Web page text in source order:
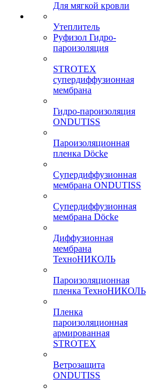
Для мягкой кровли
Утеплитель
Руфизол Гидро-
пароизоляция
STROTEX
супердиффузионная
мембрана
Гидро-пароизоляция
ONDUTISS
Пароизоляционная
пленка Döcke
Супердиффузионная
мембрана ONDUTISS
Супердиффузионная
мембрана Döcke
Диффузионная
мембрана
ТехноНИКОЛЬ
Пароизоляционная
пленка ТехноНИКОЛЬ
Пленка
пароизоляционная
армированная
STROTEX
Ветрозащита
ONDUTISS